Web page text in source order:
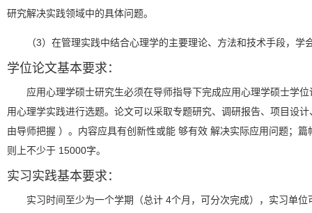
研究解决实践领域中的具体问题。
（3）在管理实践中结合心理学的主要理论、方法和技术手段，学
学位论文基本要求：
应用心理学硕士研究生必须在导师指导下完成应用心理学硕士学
用心理学实践进行选题。论文可以采取专题研究、调研报告、项目设
由导师把握 ）。内容应具有创新性或能 够有效 解决实际应用问题；
则上不少于 15000字。
实习实践基本要求：
实习时间至少为一个学期（总计 4个月，可分次完成），实习单